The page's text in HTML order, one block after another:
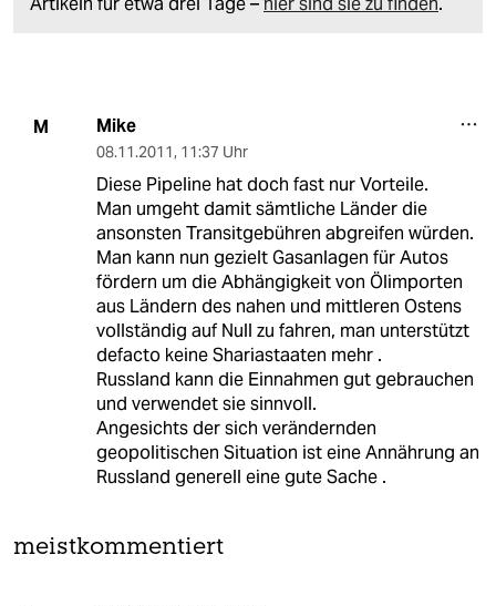
M Mike
08.11.2011, 11:37 Uhr
Diese Pipeline hat doch fast nur Vorteile.
Man umgeht damit sämtliche Länder die
ansonsten Transitgebühren abgreifen würden.
Man kann nun gezielt Gasanlagen für Autos
fördern um die Abhängigkeit von Ölimporten
aus Ländern des nahen und mittleren Ostens
vollständig auf Null zu fahren, man unterstützt
defacto keine Shariastaaten mehr .
Russland kann die Einnahmen gut gebrauchen
und verwendet sie sinnvoll.
Angesichts der sich verändernden
geopolitischen Situation ist eine Annährung an
Russland generell eine gute Sache .
meistkommentiert